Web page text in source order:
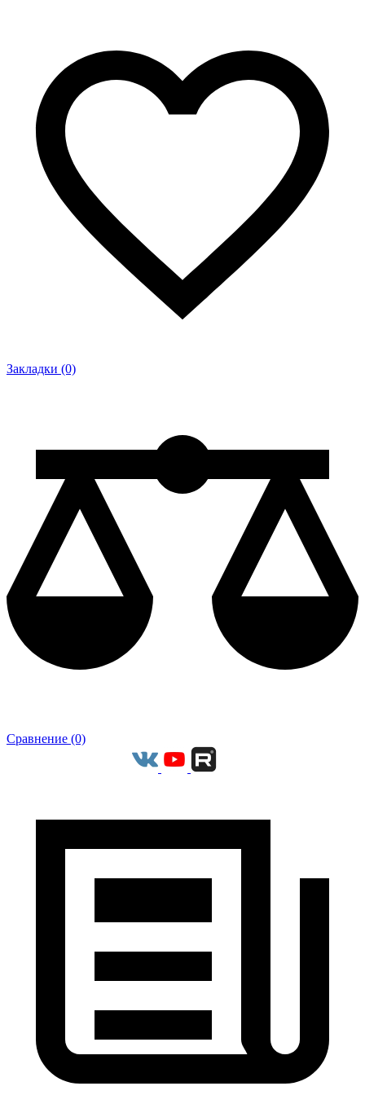
Закладки (0)
Сравнение (0)